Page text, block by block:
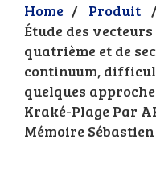
Home / Produit
Étude des
quatrième et de
continuum,
quelques
Kraké-Plage Par
Mémoire Sébastien